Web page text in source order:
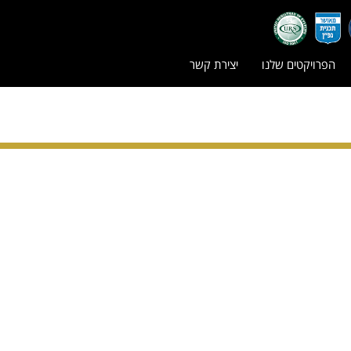
הפרויקטים שלנו יצירת קשר